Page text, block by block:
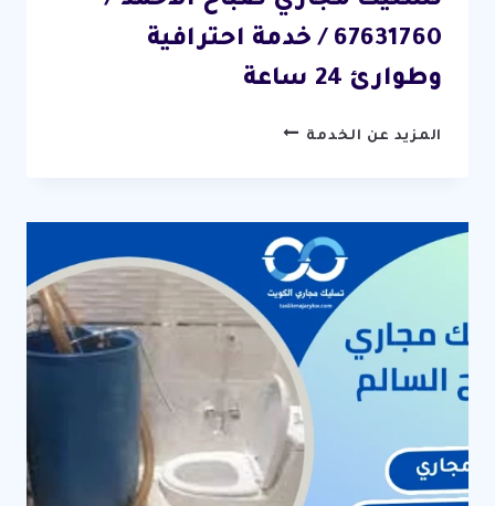
67631760 / خدمة احترافية
وطوارئ 24 ساعة
المزيد عن الخدمةتسليك
67631760
خدمة
احترافية
وطوارئ
24
ساعة